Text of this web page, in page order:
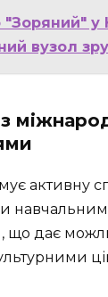
"Зоряний" у
вузол
активну
що дає